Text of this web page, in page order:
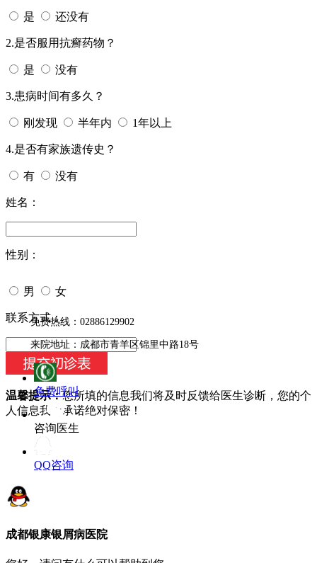
是 还没有
2.是否服用抗癣药物？
是 没有
3.患病时间有多久？
刚发现 半年内 1年以上
4.是否有家族遗传史？
有 没有
姓名：
性别：
男 女
今天日期：
联系方式：
温馨提示：您所填的信息我们将及时反馈给医生诊断，您的个
人信息我们承诺绝对保密！
免费热线：02886129902
来院地址：成都市青羊区锦里中路18号
免费呼叫
咨询医生
QQ咨询
成都银康银屑病医院